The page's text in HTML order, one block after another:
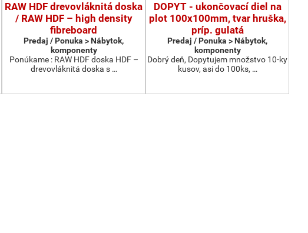
RAW HDF drevovláknitá doska
/ RAW HDF – high density
fibreboard
Predaj / Ponuka > Nábytok,
komponenty
Ponúkame : RAW HDF doska HDF –
drevovláknitá doska s …
DOPYT - ukončovací diel na
plot 100x100mm, tvar hruška,
príp. gulatá
Predaj / Ponuka > Nábytok,
komponenty
Dobrý deň, Dopytujem množstvo 10-ky
kusov, asi do 100ks, …